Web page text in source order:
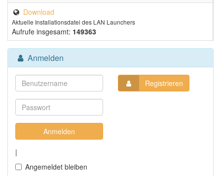
Download
Aktuelle Installationsdatei des LAN Launchers
Aufrufe insgesamt: 149363
Anmelden
|
Angemeldet bleiben
Registrieren